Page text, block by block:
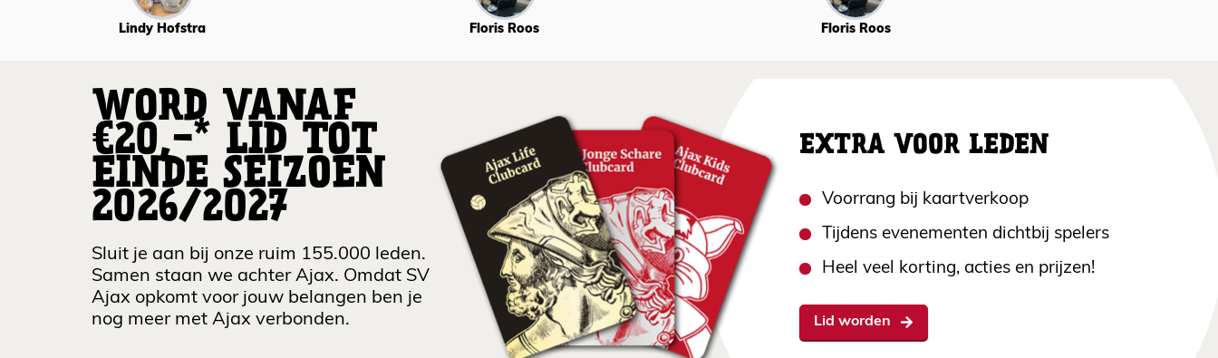
Lindy Hofstra Floris Roos Floris Roos
WORD VANAF
€20,-* LID TOT
EINDE SEIZOEN
2026/2027
Sluit je aan bij onze ruim 155.000 leden.
Samen staan we achter Ajax. Omdat SV
Ajax opkomt voor jouw belangen ben je
nog meer met Ajax verbonden.
EXTRA VOOR LEDEN
Voorrang bij kaartverkoop
Tijdens evenementen dichtbij spelers
Heel veel korting, acties en prijzen!
Lid worden